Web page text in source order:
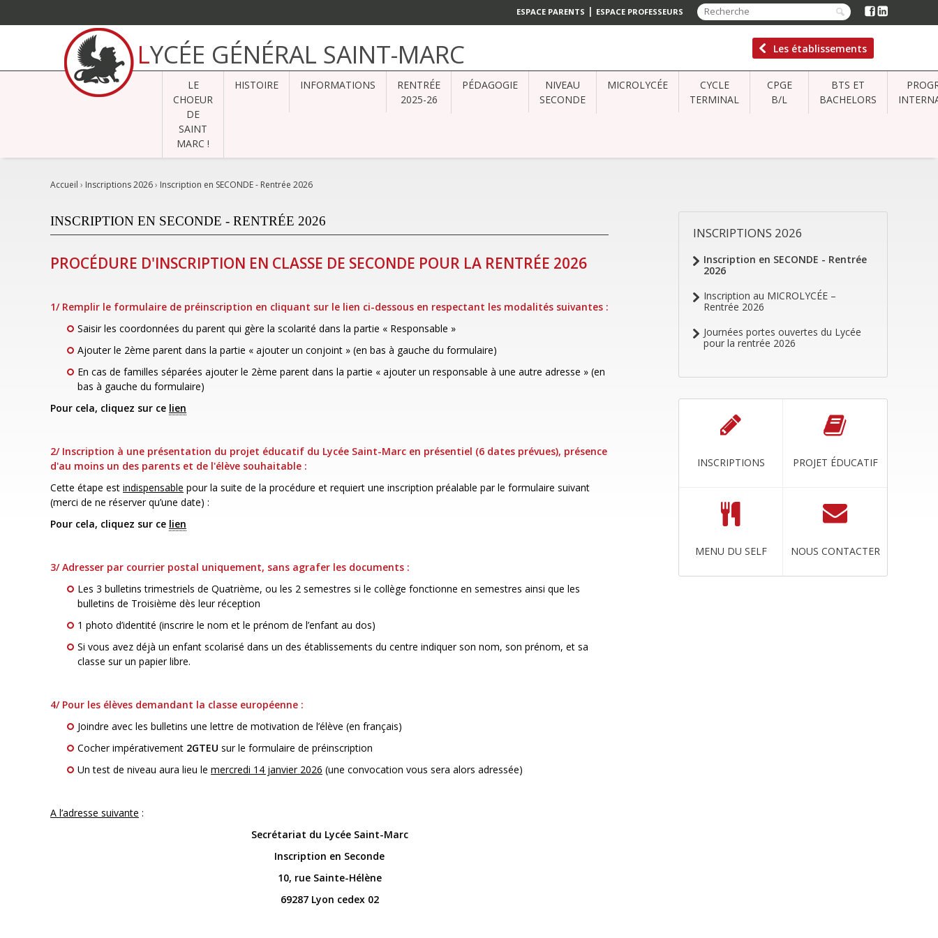
ESPACE PARENTS | ESPACE PROFESSEURS
contenu.
Aller
LYCÉE GÉNÉRAL SAINT-MARC Les établissements
LE
CHOEUR
DE
SAINT
MARC !
HISTOIRE INFORMATIONS
RENTRÉE
2025-26
PÉDAGOGIE
NIVEAU
SECONDE
MICROLYCÉE
CYCLE
TERMINAL
CPGE
B/L
BTS ET
BACHELORS
Accueil › Inscriptions 2026› Inscription en SECONDE - Rentrée 2026
NAVIGATION
INSCRIPTIONS 2026
Inscription en SECONDE - Rentrée
2026
Inscription au MICROLYCÉE –
Rentrée 2026
Journées portes ouvertes du Lycée
pour la rentrée 2026
INSCRIPTIONS PROJET ÉDUCATIF
MENU DU SELF NOUS CONTACTER
INSCRIPTION EN SECONDE - RENTRÉE 2026
PROCÉDURE D'INSCRIPTION EN CLASSE DE SECONDE POUR LA RENTRÉE 2026
1/ Remplir le formulaire de préinscription en cliquant sur le lien ci-dessous en respectant les modalités suivantes :
Saisir les coordonnées du parent qui gère la scolarité dans la partie « Responsable »
Ajouter le 2ème parent dans la partie « ajouter un conjoint » (en bas à gauche du formulaire)
En cas de familles séparées ajouter le 2ème parent dans la partie « ajouter un responsable à une autre adresse » (en
bas à gauche du formulaire)
Pour cela, cliquez sur ce lien
2/ Inscription à une présentation du projet éducatif du Lycée Saint-Marc en présentiel (6 dates prévues), présence
d'au moins un des parents et de l'élève souhaitable :
Cette étape est indispensable pour la suite de la procédure et requiert une inscription préalable par le formulaire suivant
(merci de ne réserver qu’une date) :
Pour cela, cliquez sur ce lien
3/ Adresser par courrier postal uniquement, sans agrafer les documents :
Les 3 bulletins trimestriels de Quatrième, ou les 2 semestres si le collège fonctionne en semestres ainsi que les
bulletins de Troisième dès leur réception
1 photo d’identité (inscrire le nom et le prénom de l’enfant au dos)
Si vous avez déjà un enfant scolarisé dans un des établissements du centre indiquer son nom, son prénom, et sa
classe sur un papier libre.
4/ Pour les élèves demandant la classe européenne :
Joindre avec les bulletins une lettre de motivation de l’élève (en français)
Cocher impérativement 2GTEU sur le formulaire de préinscription
Un test de niveau aura lieu le mercredi 14 janvier 2026 (une convocation vous sera alors adressée)
A l’adresse suivante :
Secrétariat du Lycée Saint-Marc
Inscription en Seconde
10, rue Sainte-Hélène
69287 Lyon cedex 02